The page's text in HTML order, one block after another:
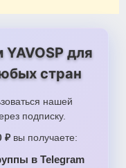
для
стран
нашей
подписку.
₽ вы получаете:
в Telegram